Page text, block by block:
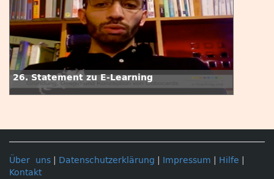
26. Statement zu E-Learning
Über uns Datenschutzerklärung Impressum Hilfe
Kontakt